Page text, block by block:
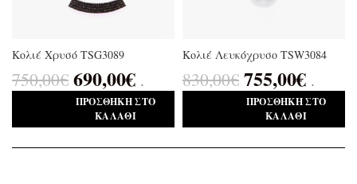
Κολιέ Χρυσό TSG3089
750,00€ 690,00€ .
ΠΡΟΣΘΉΚΗ ΣΤΟ
ΚΑΛΆΘΙ
Κολιέ Λευκόχρυσο TSW3084
830,00€ 755,00€ .
ΠΡΟΣΘΉΚΗ ΣΤΟ
ΚΑΛΆΘΙ